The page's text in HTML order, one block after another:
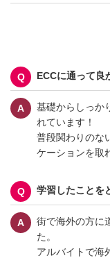
ECCに通って良
基礎からしっか
れています！
普段関わりのな
ケーションを取
学習したことを
街で海外の方に
た。
アルバイトで海